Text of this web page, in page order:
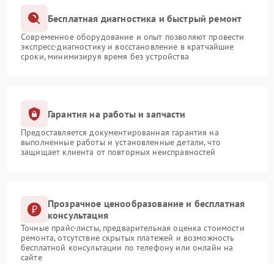
Бесплатная диагностика и быстрый ремонт
Современное оборудование и опыт позволяют провести
экспресс-диагностику и восстановление в кратчайшие
сроки, минимизируя время без устройства
Гарантия на работы и запчасти
Предоставляется документированная гарантия на
выполненные работы и установленные детали, что
защищает клиента от повторных неисправностей
Прозрачное ценообразование и бесплатная
консультация
Точные прайс-листы, предварительная оценка стоимости
ремонта, отсутствие скрытых платежей и возможность
бесплатной консультации по телефону или онлайн на
сайте